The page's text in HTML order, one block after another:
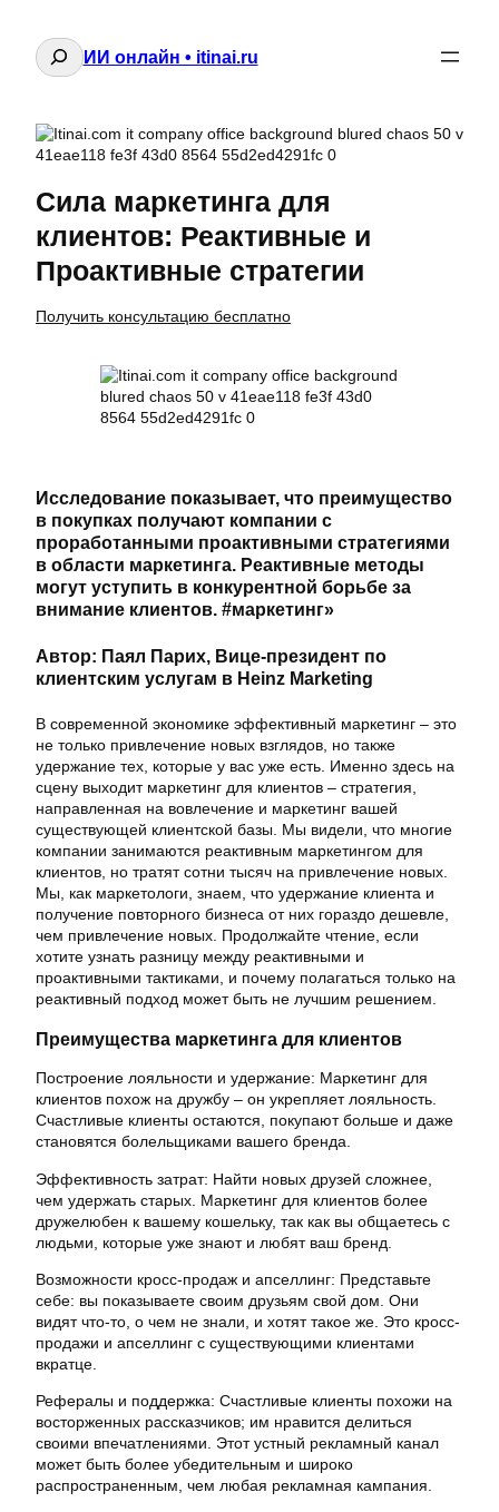
Поиск
ИИ онлайн • itinai.ru
Сила маркетинга для
клиентов: Реактивные и
Проактивные стратегии
Получить консультацию бесплатно
Исследование показывает, что преимущество
в покупках получают компании с
проработанными проактивными стратегиями
в области маркетинга. Реактивные методы
могут уступить в конкурентной борьбе за
внимание клиентов. #маркетинг»
Автор: Паял Парих, Вице-президент по
клиентским услугам в Heinz Marketing
В современной экономике эффективный маркетинг – это
не только привлечение новых взглядов, но также
удержание тех, которые у вас уже есть. Именно здесь на
сцену выходит маркетинг для клиентов – стратегия,
направленная на вовлечение и маркетинг вашей
существующей клиентской базы. Мы видели, что многие
компании занимаются реактивным маркетингом для
клиентов, но тратят сотни тысяч на привлечение новых.
Мы, как маркетологи, знаем, что удержание клиента и
получение повторного бизнеса от них гораздо дешевле,
чем привлечение новых. Продолжайте чтение, если
хотите узнать разницу между реактивными и
проактивными тактиками, и почему полагаться только на
реактивный подход может быть не лучшим решением.
Преимущества маркетинга для клиентов
Построение лояльности и удержание: Маркетинг для
клиентов похож на дружбу – он укрепляет лояльность.
Счастливые клиенты остаются, покупают больше и даже
становятся болельщиками вашего бренда.
Эффективность затрат: Найти новых друзей сложнее,
чем удержать старых. Маркетинг для клиентов более
дружелюбен к вашему кошельку, так как вы общаетесь с
людьми, которые уже знают и любят ваш бренд.
Возможности кросс-продаж и апселлинг: Представьте
себе: вы показываете своим друзьям свой дом. Они
видят что-то, о чем не знали, и хотят такое же. Это кросс-
продажи и апселлинг с существующими клиентами
вкратце.
Рефералы и поддержка: Счастливые клиенты похожи на
восторженных рассказчиков; им нравится делиться
своими впечатлениями. Этот устный рекламный канал
может быть более убедительным и широко
распространенным, чем любая рекламная кампания.